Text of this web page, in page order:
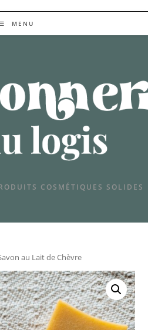
MENU
COSMÉTIQUES SOLIDES
au Lait de Chèvre